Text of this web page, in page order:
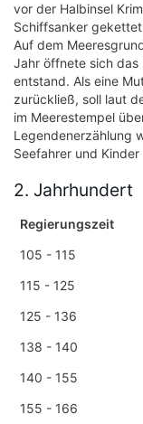
vor der Halbinsel
Schiffsanker
Auf dem
Jahr öffnete sich das
entstand. Als eine
zurückließ, soll laut
im Meerestempel
Legendenerzählung
Seefahrer und
2. Jahrhundert
Regierungszeit
105 - 115
115 - 125
125 - 136
138 - 140
140 - 155
155 - 166